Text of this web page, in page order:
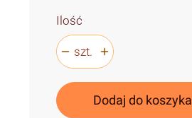
Ilość
szt.
Dodaj do koszyka